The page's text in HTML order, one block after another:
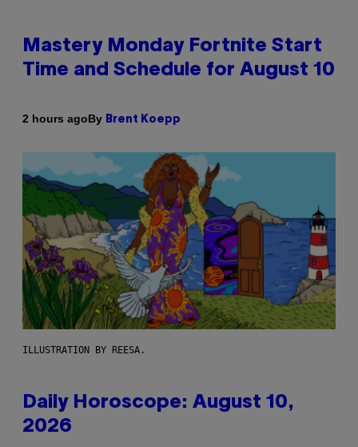
Mastery Monday Fortnite Start
Time and Schedule for August 10
2 hours agoBy Brent Koepp
ILLUSTRATION BY REESA.
Daily Horoscope: August 10,
2026